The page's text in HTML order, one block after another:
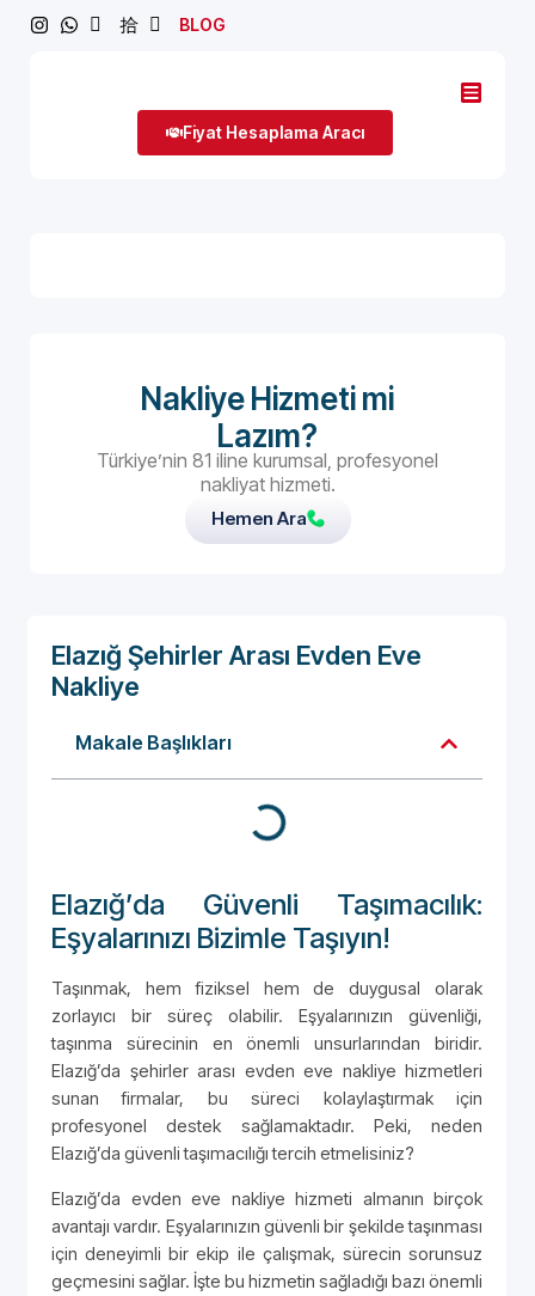
BLOG
Fiyat Hesaplama Aracı
Nakliye Hizmeti mi
Lazım?
Türkiye’nin 81 iline kurumsal, profesyonel
nakliyat hizmeti.
Hemen Ara
Elazığ Şehirler Arası Evden Eve
Nakliye
Makale Başlıkları
Elazığ’da Güvenli Taşımacılık:
Eşyalarınızı Bizimle Taşıyın!
Taşınmak, hem fiziksel hem de duygusal olarak
zorlayıcı bir süreç olabilir. Eşyalarınızın güvenliği,
taşınma sürecinin en önemli unsurlarından biridir.
Elazığ’da şehirler arası evden eve nakliye hizmetleri
sunan firmalar, bu süreci kolaylaştırmak için
profesyonel destek sağlamaktadır. Peki, neden
Elazığ’da güvenli taşımacılığı tercih etmelisiniz?
Elazığ’da evden eve nakliye hizmeti almanın birçok
avantajı vardır. Eşyalarınızın güvenli bir şekilde taşınması
için deneyimli bir ekip ile çalışmak, sürecin sorunsuz
geçmesini sağlar. İşte bu hizmetin sağladığı bazı önemli